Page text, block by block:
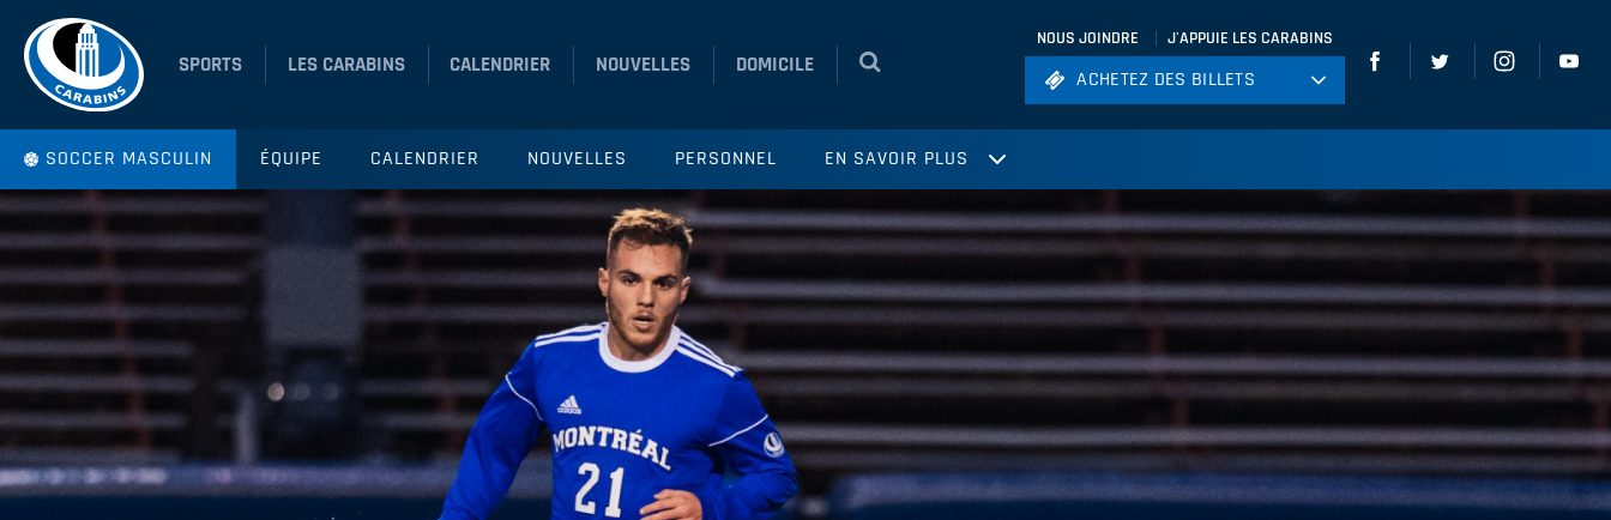
SPORTS LES CARABINS CALENDRIER NOUVELLES DOMICILE
NOUS JOINDRE J'APPUIE LES CARABINS
ACHETEZ DES BILLETS
Soccer
Rugby
Volleyball
ACHETEZ DES BILLETS
SOCCER MASCULIN ÉQUIPE CALENDRIER NOUVELLES PERSONNEL EN SAVOIR PLUS